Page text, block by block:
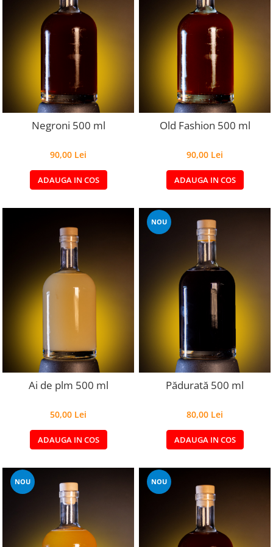
Negroni 500 ml
90,00 Lei
ADAUGA IN COS
Old Fashion 500 ml
90,00 Lei
ADAUGA IN COS
Ai de plm 500 ml
50,00 Lei
ADAUGA IN COS
NOU
Pădurată 500 ml
80,00 Lei
ADAUGA IN COS
NOU NOU